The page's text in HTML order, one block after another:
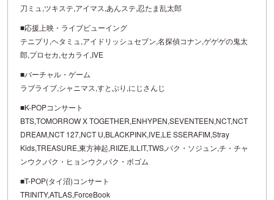
刀ミュ,ツキステ,アイマス,あんステ,忍たま乱太郎
■応援上映・ライブビューイング
テニプリ,ヘタミュ,アイドリッシュセブン,名探偵コナン,ゲゲゲの鬼太
郎,プロセカ,セカライ,IVE
■バーチャル・ゲーム
ラブライブ,シャニマス,すとぷり,にじさんじ
■K-POPコンサート
BTS,TOMORROW X TOGETHER,ENHYPEN,SEVENTEEN,NCT,NCT
DREAM,NCT 127,NCT U,BLACKPINK,IVE,LE SSERAFIM,Stray
Kids,TREASURE,東方神起,RIIZE,ILLIT,TWS,パク・ソジュン,チ・チャ
ンウク,パク・ヒョンウク,パク・ボゴム
■T-POP(タイ沼)コンサート
TRINITY,ATLAS,ForceBook